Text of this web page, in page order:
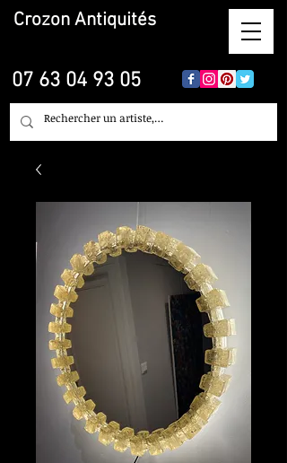
Crozon Antiquités
07 63 04 93 05